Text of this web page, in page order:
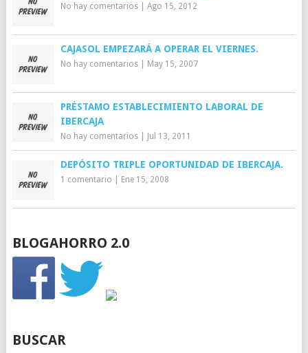
No hay comentarios| Ago 15, 2012
CAJASOL EMPEZARÁ A OPERAR EL VIERNES.
No hay comentarios| May 15, 2007
PRÉSTAMO ESTABLECIMIENTO LABORAL DE
IBERCAJA
No hay comentarios| Jul 13, 2011
DEPÓSITO TRIPLE OPORTUNIDAD DE IBERCAJA.
1 comentario Ene 15, 2008
BLOGAHORRO 2.0
BUSCAR